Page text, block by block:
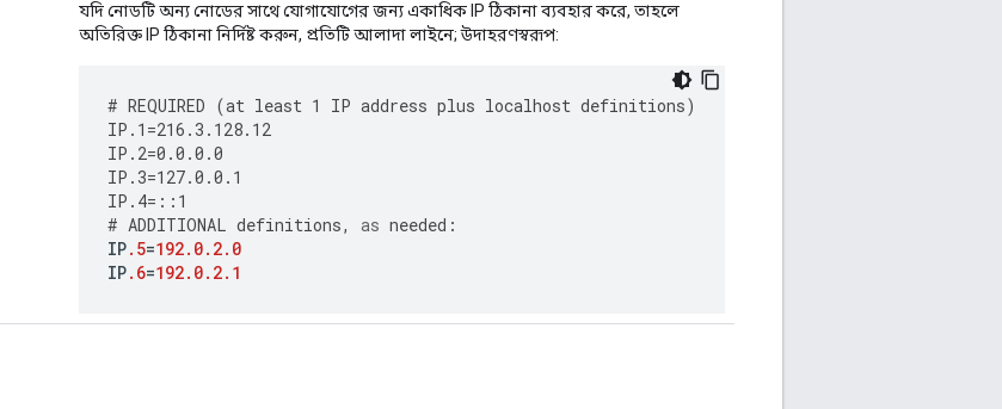
যদি নোডটি অন্য নোডের সাথে যোগাযোগের জন্য একাধিক IP ঠিকানা ব্যবহার করে, তাহলে
অতিরিক্ত IP ঠিকানা নির্দিষ্ট করুন, প্রতিটি আলাদা লাইনে; উদাহরণস্বরূপ:
# REQUIRED (at least 1 IP address plus localhost definitions)
IP .1 =216.3.128.12
IP .2=0.0.0.0
IP .3=127.0.0.1
IP .4= :: 1
# ADDITIONAL definitions, as needed :
IP.5=192.0.2.0
IP.6=192.0.2.1